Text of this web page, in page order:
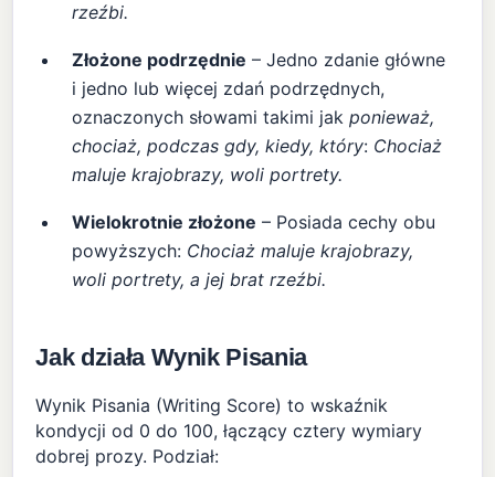
rzeźbi.
Złożone podrzędnie – Jedno zdanie główne
i jedno lub więcej zdań podrzędnych,
oznaczonych słowami takimi jak ponieważ,
chociaż, podczas gdy, kiedy, który: Chociaż
maluje krajobrazy, woli portrety.
Wielokrotnie złożone – Posiada cechy obu
powyższych: Chociaż maluje krajobrazy,
woli portrety, a jej brat rzeźbi.
Jak działa Wynik Pisania
Wynik Pisania (Writing Score) to wskaźnik
kondycji od 0 do 100, łączący cztery wymiary
dobrej prozy. Podział: